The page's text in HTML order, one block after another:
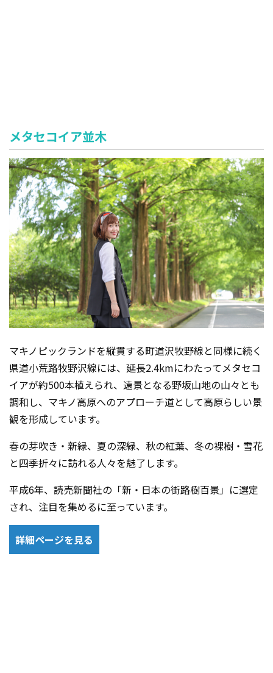
メタセコイア並木
マキノピックランドを縦貫する町道沢牧野線と同様に続く
県道小荒路牧野沢線には、延長2.4kmにわたってメタセコ
イアが約500本植えられ、遠景となる野坂山地の山々とも
調和し、マキノ高原へのアプローチ道として高原らしい景
観を形成しています。
春の芽吹き・新緑、夏の深緑、秋の紅葉、冬の裸樹・雪花
と四季折々に訪れる人々を魅了します。
平成6年、読売新聞社の「新・日本の街路樹百景」に選定
され、注目を集めるに至っています。
詳細ページを見る